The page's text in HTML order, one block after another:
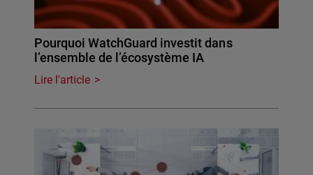
Pourquoi WatchGuard investit dans
l’ensemble de l’écosystème IA
Lire l'article